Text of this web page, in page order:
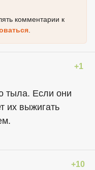
комментарии к
+1
тыла. Если они
их выжигать
+10